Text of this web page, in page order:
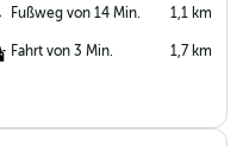
Fußweg von 14 Min. 1,1 km
Fahrt von 3 Min. 1,7 km